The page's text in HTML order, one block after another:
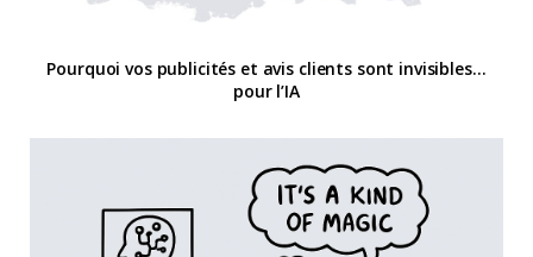
Pourquoi vos publicités et avis clients sont invisibles…
pour l’IA